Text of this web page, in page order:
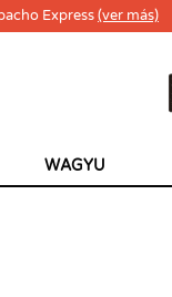
Express(ver más)
WAGYU